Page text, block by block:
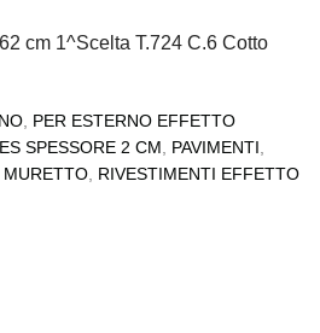
cm 1^Scelta T.724 C.6 Cotto
PER ESTERNO EFFETTO
SPESSORE 2 CM PAVIMENTI
RIVESTIMENTI EFFETTO